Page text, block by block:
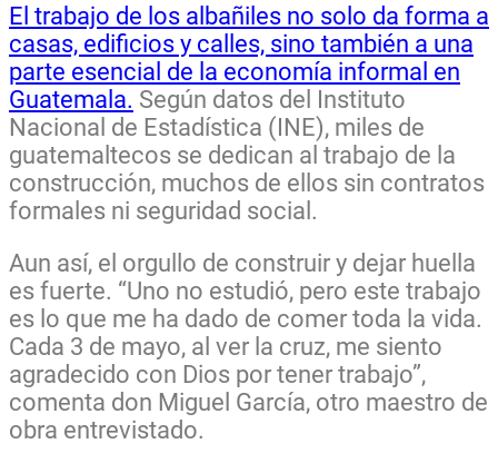
El trabajo de los albañiles no solo da forma a
casas, edificios y calles, sino también a una
parte esencial de la economía informal en
Guatemala. Según datos del Instituto
Nacional de Estadística (INE), miles de
guatemaltecos se dedican al trabajo de la
construcción, muchos de ellos sin contratos
formales ni seguridad social.
Aun así, el orgullo de construir y dejar huella
es fuerte. “Uno no estudió, pero este trabajo
es lo que me ha dado de comer toda la vida.
Cada 3 de mayo, al ver la cruz, me siento
agradecido con Dios por tener trabajo”,
comenta don Miguel García, otro maestro de
obra entrevistado.